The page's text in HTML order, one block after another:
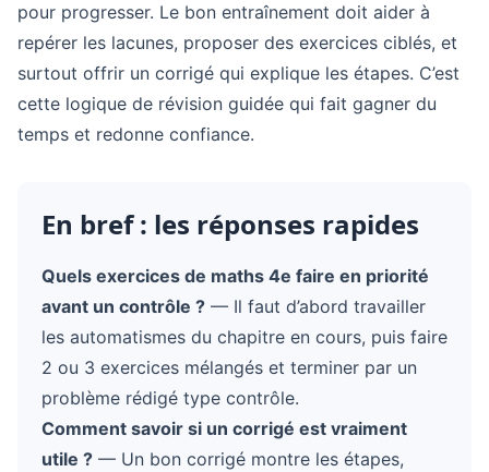
pour progresser. Le bon entraînement doit aider à
repérer les lacunes, proposer des exercices ciblés, et
surtout offrir un corrigé qui explique les étapes. C’est
cette logique de révision guidée qui fait gagner du
temps et redonne confiance.
En bref : les réponses rapides
Quels exercices de maths 4e faire en priorité
avant un contrôle ? — Il faut d’abord travailler
les automatismes du chapitre en cours, puis faire
2 ou 3 exercices mélangés et terminer par un
problème rédigé type contrôle.
Comment savoir si un corrigé est vraiment
utile ? — Un bon corrigé montre les étapes,